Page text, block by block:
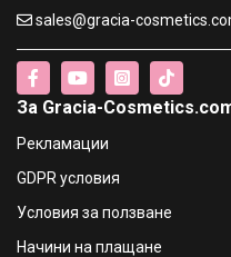
sales@gracia-
За Gracia-
Рекламации
GDPR условия
Условия за ползване
Начини на плащане